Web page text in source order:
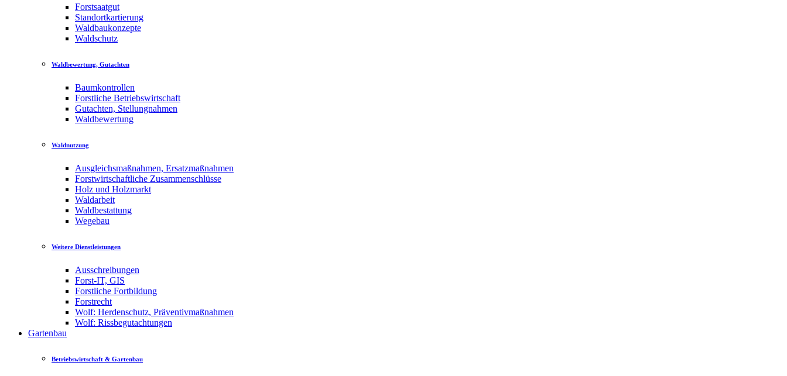
Forstsaatgut
Standortkartierung
Waldbaukonzepte
Waldschutz
Waldbewertung, Gutachten
Baumkontrollen
Forstliche Betriebswirtschaft
Gutachten, Stellungnahmen
Waldbewertung
Waldnutzung
Ausgleichsmaßnahmen, Ersatzmaßnahmen
Forstwirtschaftliche Zusammenschlüsse
Holz und Holzmarkt
Waldarbeit
Waldbestattung
Wegebau
Weitere Dienstleistungen
Ausschreibungen
Forst-IT, GIS
Forstliche Fortbildung
Forstrecht
Wolf: Herdenschutz, Präventivmaßnahmen
Wolf: Rissbegutachtungen
Gartenbau
Betriebswirtschaft & Gartenbau